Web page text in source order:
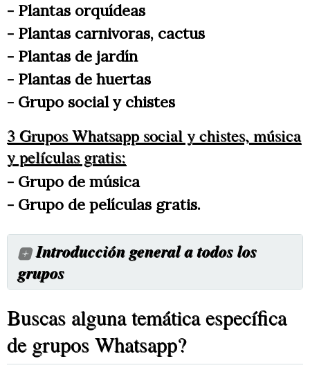
- Plantas orquídeas
- Plantas carnivoras, cactus
- Plantas de jardín
- Plantas de huertas
- Grupo social y chistes
3 Grupos Whatsapp social y chistes, música
y películas gratis:
- Grupo de música
- Grupo de películas gratis.
Introducción general a todos los
grupos
en nuestros mas de 90 grupos Whatsapp.
Allí podrán preguntar dudas o conversar
con muchísimos amigos y expertos de
Buscas alguna temática específica
de grupos Whatsapp?